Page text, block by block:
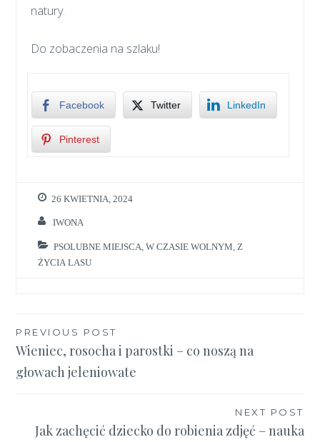
natury.
Do zobaczenia na szlaku!
Facebook Twitter LinkedIn
Pinterest
26 KWIETNIA, 2024
IWONA
PSOLUBNE MIEJSCA ,W CZASIE WOLNYM
Z
ŻYCIA LASU
Nawigacja
wpisu
PREVIOUS POST
Wieniec, rosocha i parostki – co noszą na
głowach jeleniowate
NEXT POST
Jak zachęcić dziecko do robienia zdjęć – nauka